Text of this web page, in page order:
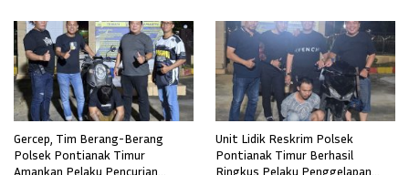
Gercep, Tim Berang-Berang
Polsek Pontianak Timur
Amankan Pelaku Pencurian
Unit Lidik Reskrim Polsek
Pontianak Timur Berhasil
Ringkus Pelaku Penggelapan